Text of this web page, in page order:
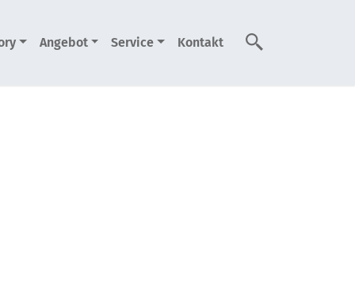
Angebot Service Kontakt
Suche